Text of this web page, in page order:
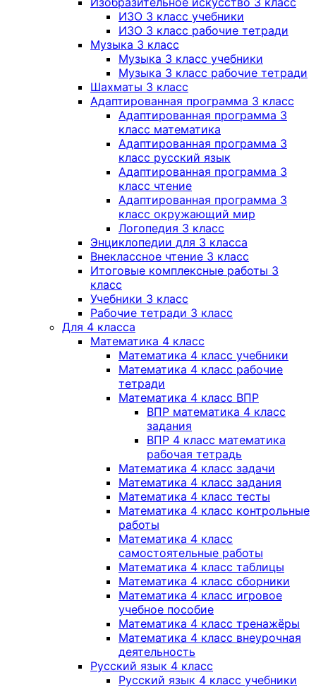
ИЗО 3 класс учебники
ИЗО 3 класс рабочие тетради
Музыка 3 класс
Музыка 3 класс учебники
Музыка 3 класс рабочие тетради
Шахматы 3 класс
Адаптированная программа 3 класс
Адаптированная программа 3
класс математика
Адаптированная программа 3
класс русский язык
Адаптированная программа 3
класс чтение
Адаптированная программа 3
класс окружающий мир
Логопедия 3 класс
Энциклопедии для 3 класса
Внеклассное чтение 3 класс
Итоговые комплексные работы 3
класс
Учебники 3 класс
Рабочие тетради 3 класс
Для 4 класса
Математика 4 класс
Математика 4 класс учебники
Математика 4 класс рабочие
тетради
Математика 4 класс ВПР
ВПР математика 4 класс
задания
ВПР 4 класс математика
рабочая тетрадь
Математика 4 класс задачи
Математика 4 класс задания
Математика 4 класс тесты
Математика 4 класс контрольные
работы
Математика 4 класс
самостоятельные работы
Математика 4 класс таблицы
Математика 4 класс сборники
Математика 4 класс игровое
учебное пособие
Математика 4 класс тренажёры
Математика 4 класс внеурочная
деятельность
Русский язык 4 класс
Русский язык 4 класс учебники